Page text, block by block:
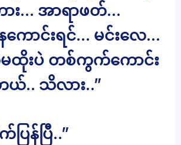
း… အာရာဖတ်…
ကောင်းရင်… မင်းလေ…
မထိုးပဲ တစ်ကွက်ကောင်း
ယ်.. သိလား..”
ြန်ပြီ..”